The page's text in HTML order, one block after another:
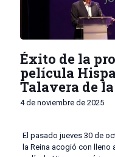
Éxito de la
película
Talavera de
4 de noviembre de 2025
El pasado jueves 30 de
la Reina acogió con lleno